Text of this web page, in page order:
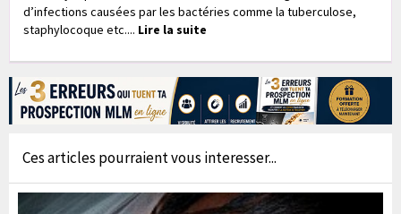
d’infections causées par les bactéries comme la tuberculose,
staphylocoque etc.... Lire la suite
Ces articles pourraient vous interesser...